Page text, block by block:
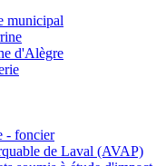
municipal
d'Alègre
- foncier
de Laval (AVAP)